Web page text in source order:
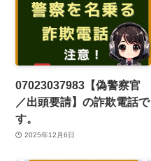
07023037983【偽警察官
／出頭要請】の詐欺電話で
す。
2025年12月6日